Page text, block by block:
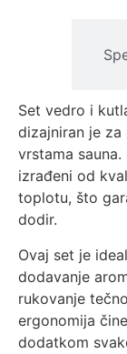
Set vedro i
dizajniran je
vrstama
izrađeni od
toplotu, što
dodir.
Ovaj set je
dodavanje
rukovanje
ergonomija
dodatkom